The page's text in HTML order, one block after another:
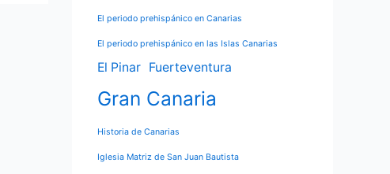
El periodo prehispánico en Canarias
El periodo prehispánico en las Islas Canarias
El Pinar Fuerteventura
Gran Canaria
Historia de Canarias
Iglesia Matriz de San Juan Bautista